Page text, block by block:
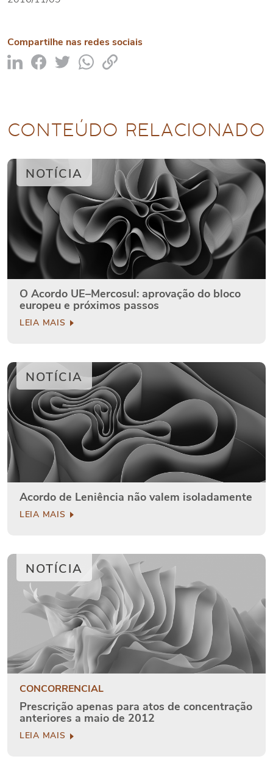
Compartilhe nas redes sociais
CONTEÚDO RELACIONADO
NOTÍCIA
O Acordo UE–Mercosul: aprovação do bloco
europeu e próximos passos
LEIA MAIS
NOTÍCIA
Acordo de Leniência não valem isoladamente
LEIA MAIS
NOTÍCIA
CONCORRENCIAL
Prescrição apenas para atos de concentração
anteriores a maio de 2012
LEIA MAIS